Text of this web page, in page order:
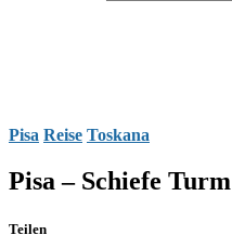
Pisa Reise Toskana
Pisa – Schiefe Turm
Teilen